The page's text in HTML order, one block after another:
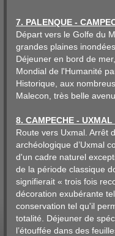
7. PALENQUE -
Départ vers le Golfe du
grandes plaines
Déjeuner en bord de
Mondial de l'Humanité
Historique, aux
Malecon, très belle
8. CAMPECHE -
Route vers Uxmal. Arrêt
archéologique d’Uxmal
d'un cadre naturel
de la période classique
signifierait « trois fois
décoration exubérante
conservation tel qu'il
totalité. Déjeuner de
l’étouffée dans des